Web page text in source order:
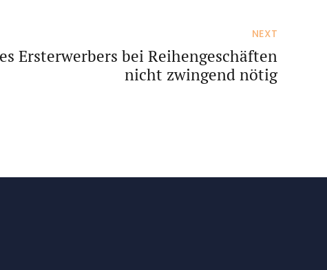
NEXT
Ersterwerbers bei Reihengeschäften
nicht zwingend nötig